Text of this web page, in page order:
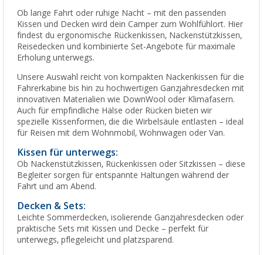
Ob lange Fahrt oder ruhige Nacht – mit den passenden
Kissen und Decken wird dein Camper zum Wohlfühlort. Hier
findest du ergonomische Rückenkissen, Nackenstützkissen,
Reisedecken und kombinierte Set-Angebote für maximale
Erholung unterwegs.
Unsere Auswahl reicht von kompakten Nackenkissen für die
Fahrerkabine bis hin zu hochwertigen Ganzjahresdecken mit
innovativen Materialien wie DownWool oder Klimafasern.
Auch für empfindliche Hälse oder Rücken bieten wir
spezielle Kissenformen, die die Wirbelsäule entlasten – ideal
für Reisen mit dem Wohnmobil, Wohnwagen oder Van.
Kissen für unterwegs:
Ob Nackenstützkissen, Rückenkissen oder Sitzkissen – diese
Begleiter sorgen für entspannte Haltungen während der
Fahrt und am Abend.
Decken & Sets:
Leichte Sommerdecken, isolierende Ganzjahresdecken oder
praktische Sets mit Kissen und Decke – perfekt für
unterwegs, pflegeleicht und platzsparend.